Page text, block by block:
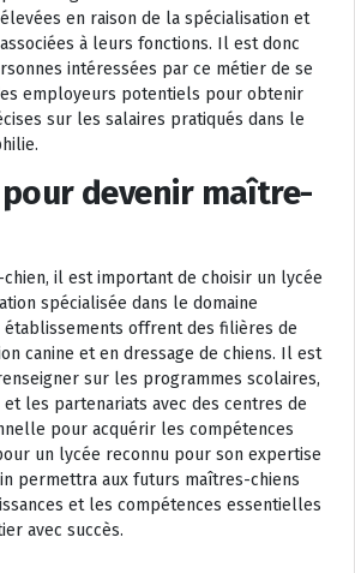
en raison de la spécialisation et
à leurs fonctions. Il est donc
intéressées par ce métier de se
employeurs potentiels pour obtenir
sur les salaires pratiqués dans le
pour devenir maître-
il est important de choisir un lycée
spécialisée dans le domaine
offrent des filières de
canine et en dressage de chiens. Il est
sur les programmes scolaires,
les partenariats avec des centres de
pour acquérir les compétences
un lycée reconnu pour son expertise
permettra aux futurs maîtres-chiens
et les compétences essentielles
avec succès.